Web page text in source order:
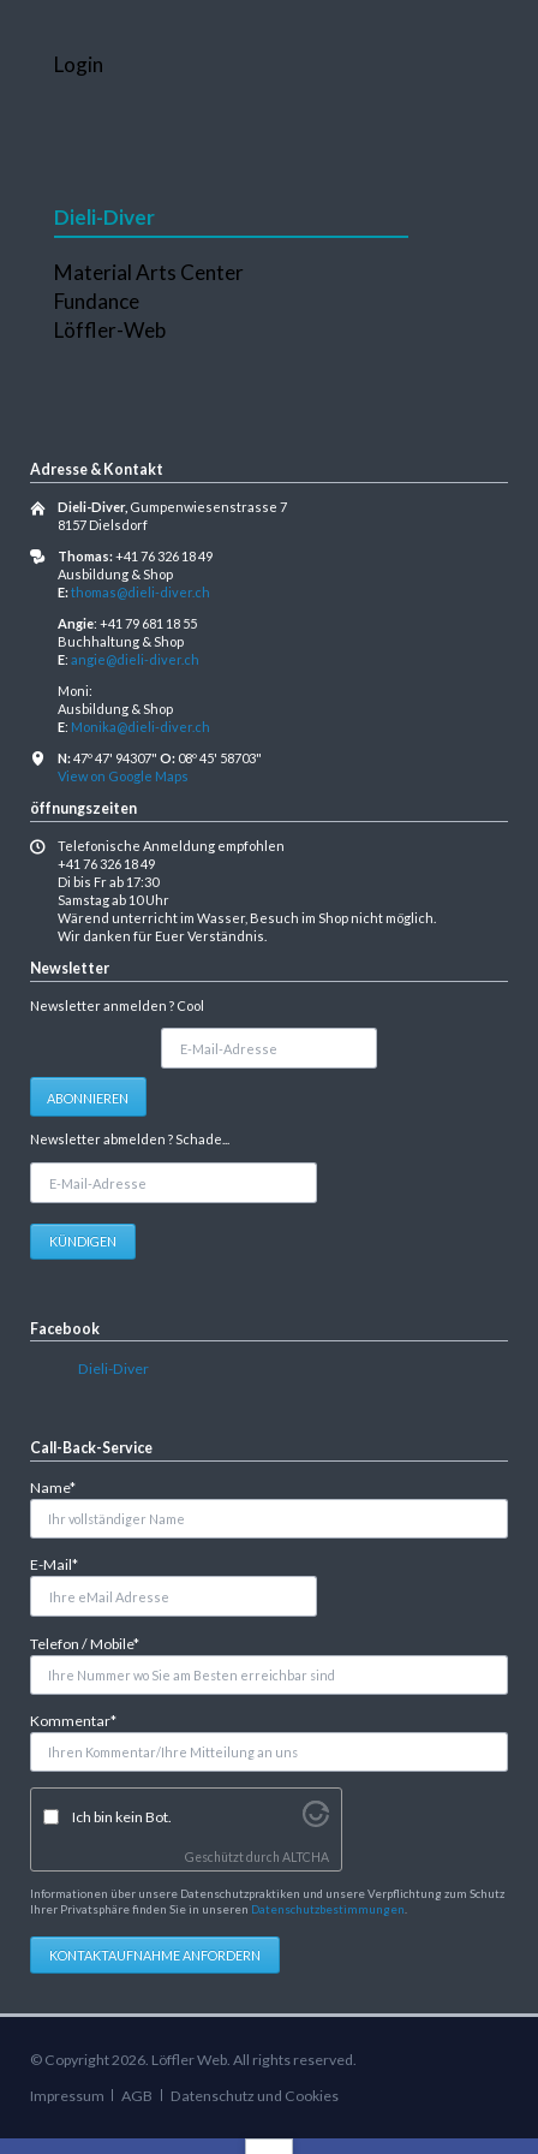
überspringen
Login
Dieli-Diver
Navigation
überspringen
Material Arts Center
Fundance
Löffler-Web
Adresse & Kontakt
Dieli-Diver, Gumpenwiesenstrasse 7
8157 Dielsdorf
Thomas:+41 76 326 18 49
Ausbildung & Shop
E:thomas@dieli-diver.ch
Angie: +41 79 681 18 55
Buchhaltung & Shop
E: angie@dieli-diver.ch
Moni:
Ausbildung & Shop
E: Monika@dieli-diver.ch
N:47º 47' 94307" O:08º 45' 58703"
View on Google Maps
öffnungszeiten
Telefonische Anmeldung empfohlen
+41 76 326 18 49
Di bis Fr ab 17:30
Samstag ab 10 Uhr
Wärend unterricht im Wasser, Besuch im Shop nicht möglich.
Wir danken für Euer Verständnis.
Newsletter
Newsletter anmelden ? Cool
Adresse
ABONNIEREN
Newsletter abmelden ? Schade...
KÜNDIGEN
Facebook
Dieli-Diver
Call-Back-Service
Pflichtfeld
Name*
Pflichtfeld
E-Mail*
Pflichtfeld
Telefon / Mobile*
Pflichtfeld
Kommentar*
Ich bin kein Bot.
Geschützt durchALTCHA
Informationen über unsere Datenschutzpraktiken und unsere Verpflichtung zum Schutz
Ihrer Privatsphäre finden Sie in unseren Datenschutzbestimmungen
KONTAKTAUFNAHME ANFORDERN
© Copyright 2026. Löffler Web. All rights reserved.
Navigation
Impressum AGB Datenschutz und Cookies